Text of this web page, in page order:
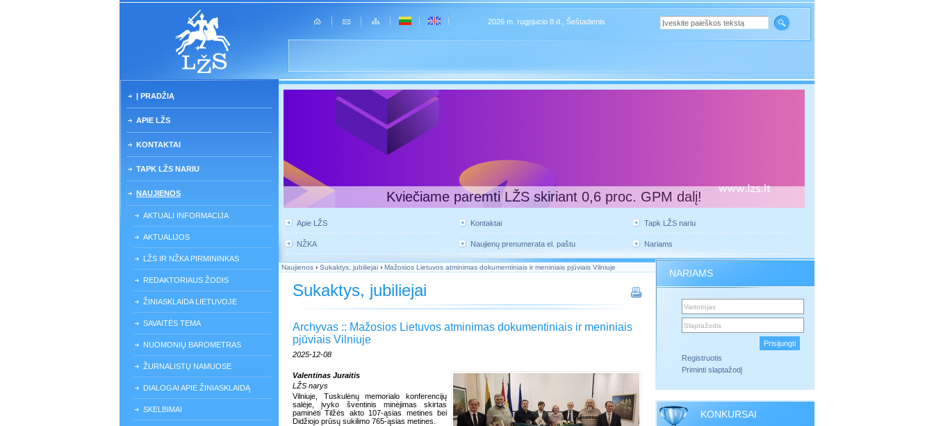
2026 m. rugpjucio 8 d., Šeštadienis
Į PRADŽIĄ
APIE LŽS
KONTAKTAI
TAPK LŽS NARIU
NAUJIENOS
AKTUALI INFORMACIJA
AKTUALIJOS
LŽS IR NŽKA PIRMININKAS
REDAKTORIAUS ŽODIS
ŽINIASKLAIDA LIETUVOJE
SAVAITĖS TEMA
NUOMONIŲ BAROMETRAS
ŽURNALISTŲ NAMUOSE
DIALOGAI APIE ŽINIASKLAIDĄ
SKELBIMAI
Kviečiame paremti LŽS skiriant 0,6 proc. GPM dalį!
Apie LŽS Kontaktai Tapk LŽS nariu
NŽKA Naujienų prenumerata el. paštu Nariams
Naujienos › Sukaktys, jubiliejai › Mažosios Lietuvos atminimas dokumentiniais ir meniniais pjūviais Vilniuje
Sukaktys, jubiliejai
Archyvas :: Mažosios Lietuvos atminimas dokumentiniais ir meniniais
pjūviais Vilniuje
2025-12-08
Valentinas Juraitis
LŽS narys
Vilniuje, Tuskulėnų memorialo konferencijų
salėje, įvyko šventinis minėjimas skirtas
paminėti Tilžės akto 107-ąsias metines bei
Didžiojo prūsų sukilimo 765-ąsias metines.
NARIAMS
Registruotis
Priminti slaptažodį
KONKURSAI